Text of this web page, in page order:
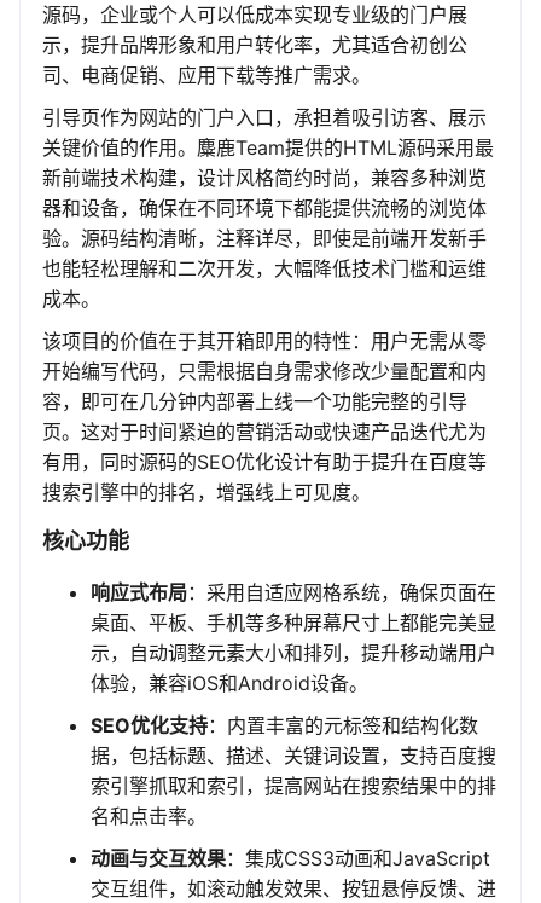
源码，企业或个人可以低成本实现专业级的门户展
示，提升品牌形象和用户转化率，尤其适合初创公
司、电商促销、应用下载等推广需求。
引导页作为网站的门户入口，承担着吸引访客、展示
关键价值的作用。麋鹿Team提供的HTML源码采用最
新前端技术构建，设计风格简约时尚，兼容多种浏览
器和设备，确保在不同环境下都能提供流畅的浏览体
验。源码结构清晰，注释详尽，即使是前端开发新手
也能轻松理解和二次开发，大幅降低技术门槛和运维
成本。
该项目的价值在于其开箱即用的特性：用户无需从零
开始编写代码，只需根据自身需求修改少量配置和内
容，即可在几分钟内部署上线一个功能完整的引导
页。这对于时间紧迫的营销活动或快速产品迭代尤为
有用，同时源码的SEO优化设计有助于提升在百度等
搜索引擎中的排名，增强线上可见度。
核心功能
响应式布局：采用自适应网格系统，确保页面在
桌面、平板、手机等多种屏幕尺寸上都能完美显
示，自动调整元素大小和排列，提升移动端用户
体验，兼容iOS和Android设备。
SEO优化支持：内置丰富的元标签和结构化数
据，包括标题、描述、关键词设置，支持百度搜
索引擎抓取和索引，提高网站在搜索结果中的排
名和点击率。
动画与交互效果：集成CSS3动画和JavaScript
交互组件，如滚动触发效果、按钮悬停反馈、进